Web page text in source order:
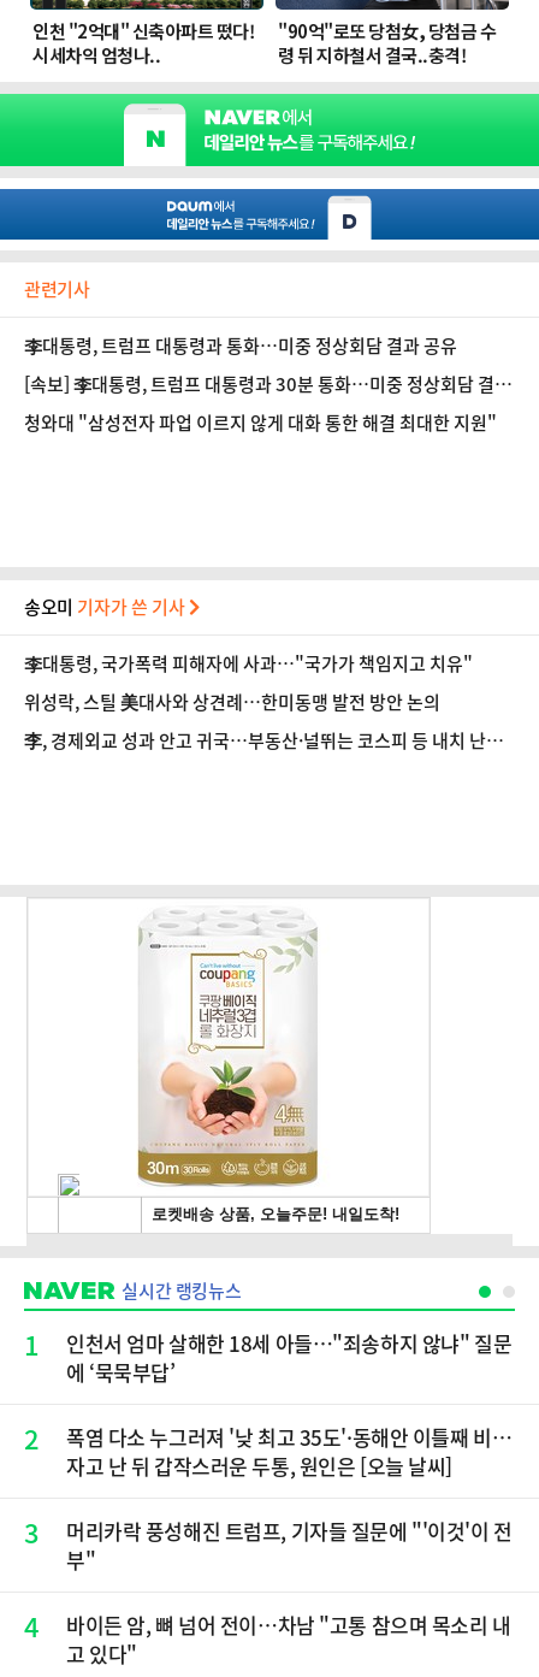
관련기사
李대통령, 트럼프 대통령과 통화…미중 정상회담 결과 공유
[속보] 李대통령, 트럼프 대통령과 30분 통화…미중 정상회담 결과
논의
청와대 "삼성전자 파업 이르지 않게 대화 통한 해결 최대한 지원"
송오미 기자가 쓴 기사
李대통령, 국가폭력 피해자에 사과…"국가가 책임지고 치유"
위성락, 스틸 美대사와 상견례…한미동맹 발전 방안 논의
李, 경제외교 성과 안고 귀국…부동산·널뛰는 코스피 등 내치 난제
실시간 랭킹뉴스
1
인천서 엄마 살해한 18세 아들…"죄송하지 않냐" 질문
에 ‘묵묵부답’
2
폭염 다소 누그러져 '낮 최고 35도'·동해안 이틀째 비…
자고 난 뒤 갑작스러운 두통, 원인은 [오늘 날씨]
3
머리카락 풍성해진 트럼프, 기자들 질문에 "'이것'이 전
부"
4
바이든 암, 뼈 넘어 전이…차남 "고통 참으며 목소리 내
고 있다"